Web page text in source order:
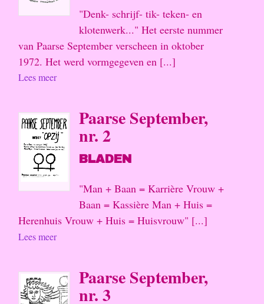
"Denk- schrijf- tik- teken- en
klotenwerk..." Het eerste nummer
van Paarse September verscheen in oktober
1972. Het werd vormgegeven en [...]
Lees meer
Paarse September,
nr. 2
BLADEN
"Man + Baan = Karrière Vrouw +
Baan = Kassière Man + Huis =
Herenhuis Vrouw + Huis = Huisvrouw" [...]
Lees meer
Paarse September,
nr. 3